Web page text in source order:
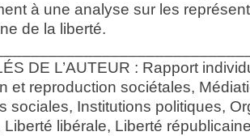
à une analyse sur les
de la liberté.
DE L’AUTEUR : Rapport
et reproduction sociétales,
sociales, Institutions politiques,
Liberté libérale, Liberté